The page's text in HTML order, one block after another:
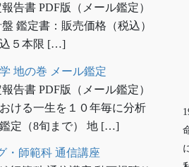
告書 PDF版（メール鑑定）
鑑定書：販売価格（税込）
込５本限 […]
地の巻 メール鑑定
告書 PDF版（メール鑑定）
ける一生を１０年毎に分析
鑑定（8旬まで） 地 […]
・師範科 通信講座